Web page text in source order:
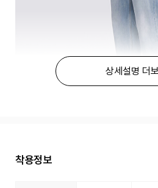
상세설명 더보
착용정보